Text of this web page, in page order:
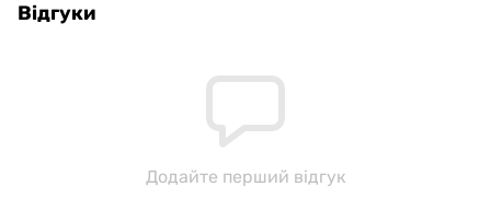
Відгуки
Додайте перший відгук